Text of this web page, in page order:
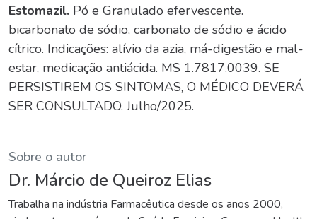
Estomazil. Pó e Granulado efervescente.
bicarbonato de sódio, carbonato de sódio e ácido
cítrico. Indicações: alívio da azia, má-digestão e mal-
estar, medicação antiácida. MS 1.7817.0039. SE
PERSISTIREM OS SINTOMAS, O MÉDICO DEVERÁ
SER CONSULTADO. Julho/2025.
Sobre o autor
Dr. Márcio de Queiroz Elias
Trabalha na indústria Farmacêutica desde os anos 2000,